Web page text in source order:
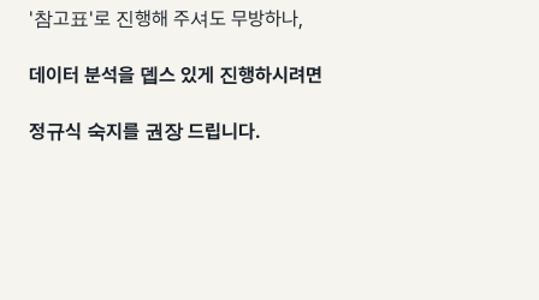
'참고표'로 진행해 주셔도 무방하나,
데이터 분석을 뎁스 있게 진행하시려면
정규식 숙지를 권장 드립니다.